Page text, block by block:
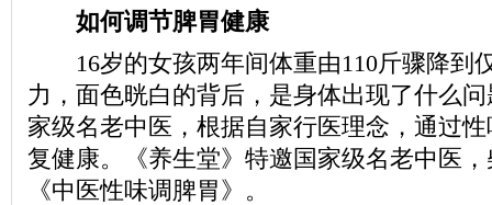
如何调节脾胃健康
16岁的女孩两年间体重由110斤骤降到
力，面色晄白的背后，是身体出现了什么
家级名老中医，根据自家行医理念，通过
复健康。《养生堂》特邀国家级名老中医
《中医性味调脾胃》。